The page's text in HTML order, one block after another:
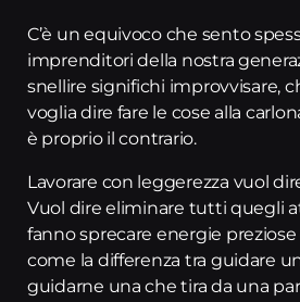
C’è un equivoco che sento
imprenditori della nostra
snellire significhi improvvisare,
voglia dire fare le cose alla
è proprio il contrario.
Lavorare con leggerezza vuol
Vuol dire eliminare tutti quegli
fanno sprecare energie
come la differenza tra guidare
guidarne una che tira da una